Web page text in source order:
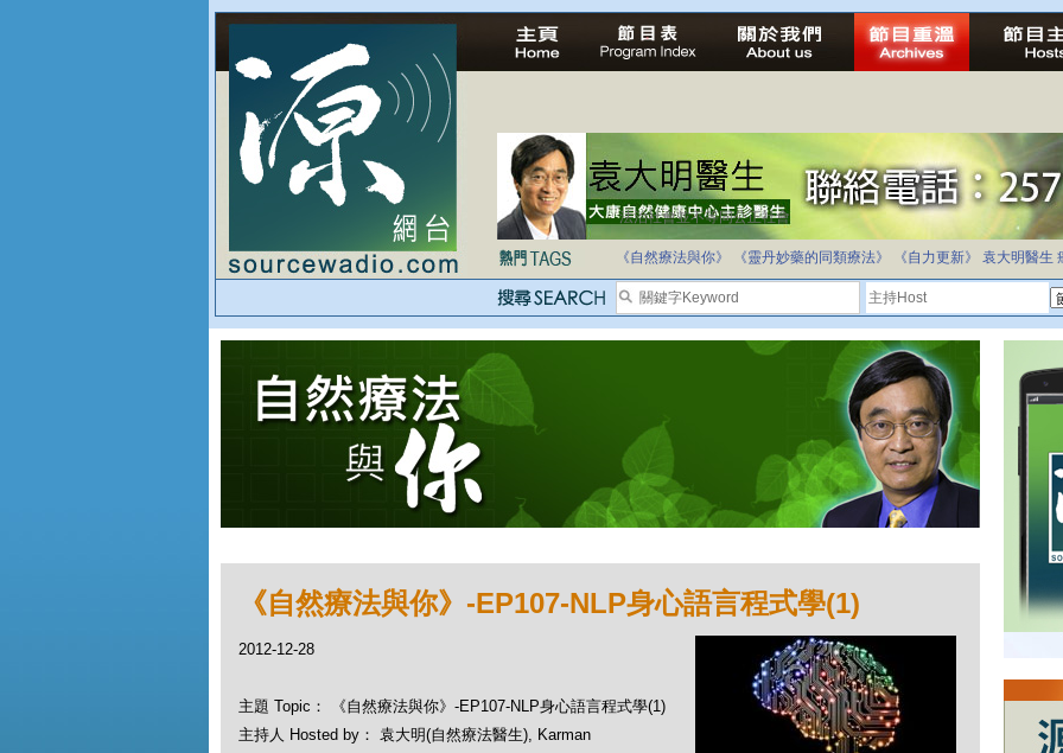
法治社會並不等同公正社會
自家教育合法化-推動多元化教育，全民學卷制
《自然療法與你》
《靈丹妙藥的同類療法》 《自力更新》 袁大明醫生
《自然療法與你》-EP107-NLP身心語言程式學(1)
2012-12-28
主題 Topic： 《自然療法與你》-EP107-NLP身心語言程式學(1)
主持人 Hosted by： 袁大明(自然療法醫生), Karman